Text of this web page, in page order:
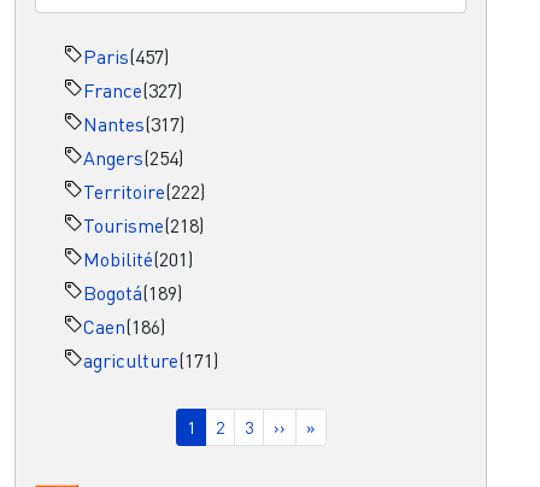
Paris(457)
France(327)
Nantes(317)
Angers(254)
Territoire(222)
Tourisme(218)
Mobilité(201)
Bogotá(189)
Caen(186)
agriculture(171)
Page courante
1 Page
2 Page
3 Page suivante
›› Dernière page
»